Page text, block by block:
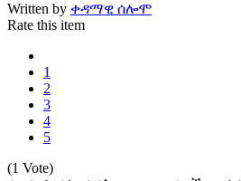
Written by ቀዳማዊ ሰሎሞ
Rate this item
1
2
3
4
5
(1 Vote)